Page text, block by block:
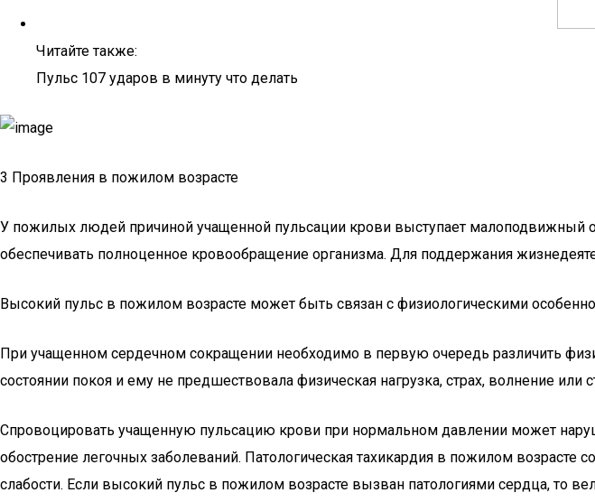
Читайте также:
Пульс 107 ударов в минуту что делать
3 Проявления в пожилом возрасте
У пожилых людей причиной учащенной пульсации крови выступает малоподвижный
обеспечивать полноценное кровообращение организма. Для поддержания
Высокий пульс в пожилом возрасте может быть связан с физиологическими
При учащенном сердечном сокращении необходимо в первую очередь различить
состоянии покоя и ему не предшествовала физическая нагрузка, страх, волнение или
Спровоцировать учащенную пульсацию крови при нормальном давлении может
обострение легочных заболеваний. Патологическая тахикардия в пожилом
слабости. Если высокий пульс в пожилом возрасте вызван патологиями сердца, то